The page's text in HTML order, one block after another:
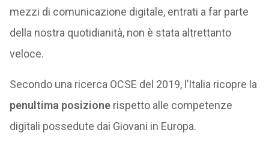
mezzi di comunicazione digitale, entrati a far parte
della nostra quotidianità, non è stata altrettanto
veloce.
Secondo una ricerca OCSE del 2019, l’Italia ricopre la
penultima posizionerispetto alle competenze
digitali possedute dai Giovani in Europa.